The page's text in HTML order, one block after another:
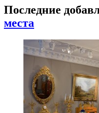
Последние
места